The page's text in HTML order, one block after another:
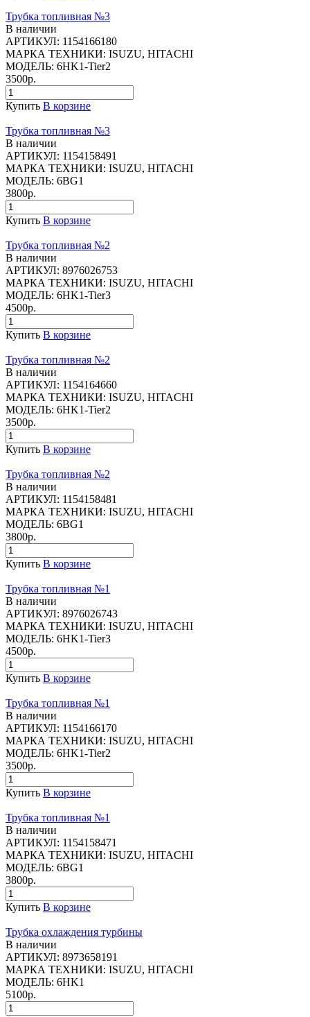
Трубка топливная №3
В наличии
АРТИКУЛ: 1154166180
МАРКА ТЕХНИКИ: ISUZU, HITACHI
МОДЕЛЬ: 6HK1-Tier2
3500р.
Купить В корзине
Трубка топливная №3
В наличии
АРТИКУЛ: 1154158491
МАРКА ТЕХНИКИ: ISUZU, HITACHI
МОДЕЛЬ: 6BG1
3800р.
Купить В корзине
Трубка топливная №2
В наличии
АРТИКУЛ: 8976026753
МАРКА ТЕХНИКИ: ISUZU, HITACHI
МОДЕЛЬ: 6HK1-Tier3
4500р.
Купить В корзине
Трубка топливная №2
В наличии
АРТИКУЛ: 1154164660
МАРКА ТЕХНИКИ: ISUZU, HITACHI
МОДЕЛЬ: 6HK1-Tier2
3500р.
Купить В корзине
Трубка топливная №2
В наличии
АРТИКУЛ: 1154158481
МАРКА ТЕХНИКИ: ISUZU, HITACHI
МОДЕЛЬ: 6BG1
3800р.
Купить В корзине
Трубка топливная №1
В наличии
АРТИКУЛ: 8976026743
МАРКА ТЕХНИКИ: ISUZU, HITACHI
МОДЕЛЬ: 6HK1-Tier3
4500р.
Купить В корзине
Трубка топливная №1
В наличии
АРТИКУЛ: 1154166170
МАРКА ТЕХНИКИ: ISUZU, HITACHI
МОДЕЛЬ: 6HK1-Tier2
3500р.
Купить В корзине
Трубка топливная №1
В наличии
АРТИКУЛ: 1154158471
МАРКА ТЕХНИКИ: ISUZU, HITACHI
МОДЕЛЬ: 6BG1
3800р.
Купить В корзине
Трубка охлаждения турбины
В наличии
АРТИКУЛ: 8973658191
МАРКА ТЕХНИКИ: ISUZU, HITACHI
МОДЕЛЬ: 6HK1
5100р.